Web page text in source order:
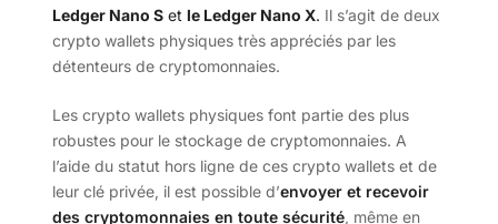
Ledger Nano Set le Ledger Nano X. Il s’agit de deux
crypto wallets physiques très appréciés par les
détenteurs de cryptomonnaies.
Les crypto wallets physiques font partie des plus
robustes pour le stockage de cryptomonnaies. A
l’aide du statut hors ligne de ces crypto wallets et de
leur clé privée, il est possible d’envoyer et recevoir
des cryptomonnaies en toute sécurité, même en